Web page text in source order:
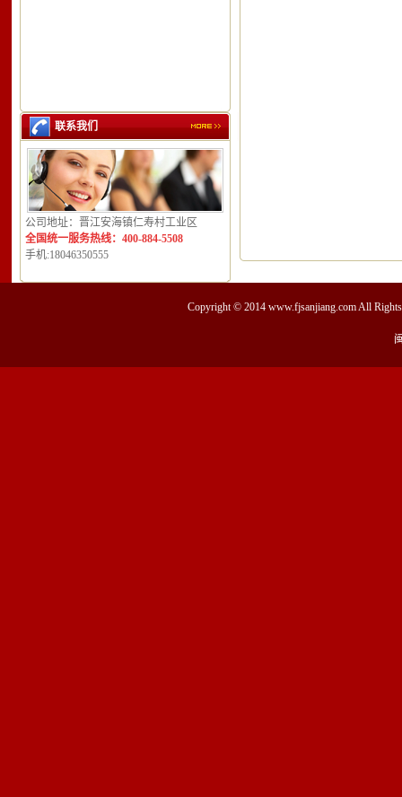
联系我们
公司地址：晋江安海镇仁寿村工业区
全国统一服务热线：400-884-5508
手机:18046350555
Copyright © 2014 www.fjsanjiang.comAll